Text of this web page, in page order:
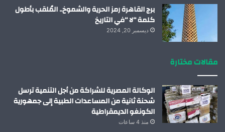
برج القاهرة رمز الحرية والشموخ.. المُلقب بأطول
كلمة “لا “في التاريخ
ديسمبر 20, 2024
مقالات مختارة
الوكالة المصرية للشراكة من أجل التنمية ترسل
شحنة ثانية من المساعدات الطبية إلى جمهورية
الكونغو الديمقراطية
منذ 4 ساعات